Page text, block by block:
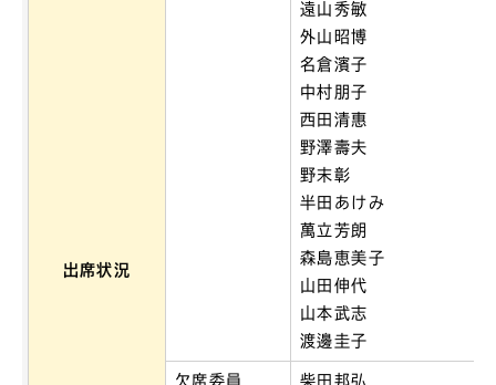
出席状況
遠山秀敏
外山昭博
名倉濱子
中村朋子
西田清惠
野澤壽夫
野末彰
半田あけみ
萬立芳朗
森島恵美子
山田伸代
山本武志
渡邊圭子
欠席委員 柴田邦弘